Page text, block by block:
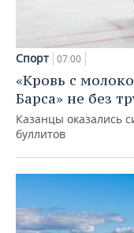
Спорт 07:00
«Кровь с
Барса» не без
Казанцы оказались
буллитов